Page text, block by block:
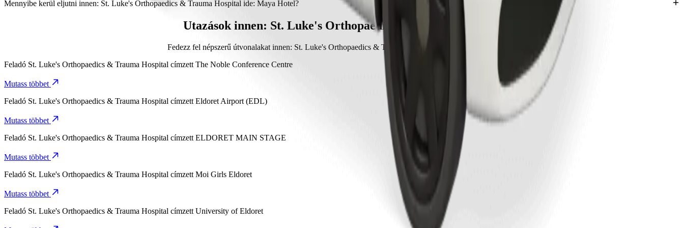
Körülbelül 12 p időt vesz igénybe eljutni innen: St. Luke's Orthopaedics & Trauma Hospital ide: Maya Hotel ezzel: Bolt.
Mennyibe kerül eljutni innen: St. Luke's Orthopaedics & Trauma Hospital ide: Maya Hotel?
Az utazás várható ára innen: St. Luke's Orthopaedics & Trauma Hospital ide: Maya Hotel ezzel: Bolt körülbelül 301,90 KES KES.
Utazások innen: St. Luke's Orthopaedics & Trauma Hospital
Fedezz fel népszerű útvonalakat innen: St. Luke's Orthopaedics & Trauma Hospital Eldoret más helyszíneire.
Feladó St. Luke's Orthopaedics & Trauma Hospital címzett The Noble Conference Centre
Mutass többet
Feladó St. Luke's Orthopaedics & Trauma Hospital címzett Eldoret Airport (EDL)
Mutass többet
Feladó St. Luke's Orthopaedics & Trauma Hospital címzett ELDORET MAIN STAGE
Mutass többet
Feladó St. Luke's Orthopaedics & Trauma Hospital címzett Moi Girls Eldoret
Mutass többet
Feladó St. Luke's Orthopaedics & Trauma Hospital címzett University of Eldoret